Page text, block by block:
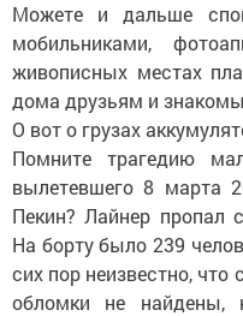
Можете и дальше
мобильниками,
живописных местах
дома друзьям и
О вот о грузах
Помните трагедию
вылетевшего 8 марта
Пекин? Лайнер пропал
На борту было 239
сих пор неизвестно,
обломки не найдены,